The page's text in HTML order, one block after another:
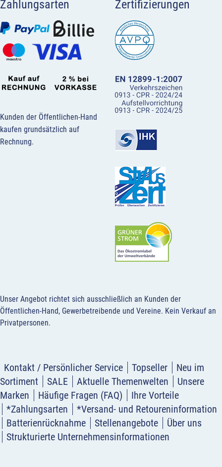
Zahlungsarten
Kunden der Öffentlichen-Hand
kaufen grundsätzlich auf
Rechnung.
Zertifizierungen
Unser Angebot richtet sich ausschließlich an Kunden der
Öffentlichen-Hand, Gewerbetreibende und Vereine. Kein Verkauf an
Privatpersonen.
Kontakt / Persönlicher Service Topseller
Neu im
Sortiment
SALE Aktuelle Themenwelten
Unsere
Marken
Häufige Fragen (FAQ)
Ihre Vorteile
*Zahlungsarten
*Versand- und Retoureninformation
Batterienrücknahme
Stellenangebote
Über uns
Strukturierte Unternehmensinformationen